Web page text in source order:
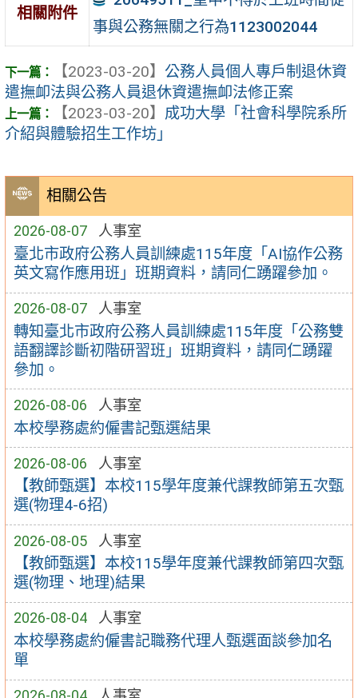
相關公告
2026-08-07 人事室
臺北市政府公務人員訓練處115年度「AI協作公務
英文寫作應用班」班期資料，請同仁踴躍參加。
2026-08-07 人事室
轉知臺北市政府公務人員訓練處115年度「公務雙
語翻譯診斷初階研習班」班期資料，請同仁踴躍
參加。
2026-08-06 人事室
本校學務處約僱書記甄選結果
2026-08-06 人事室
【教師甄選】本校115學年度兼代課教師第五次甄
選(物理4-6招)
2026-08-05 人事室
【教師甄選】本校115學年度兼代課教師第四次甄
選(物理、地理)結果
2026-08-04 人事室
本校學務處約僱書記職務代理人甄選面談參加名
單
相關附件
事與公務無關之行為1123002044
【2023-03-20】 公務人員個人專戶制退休資
遣撫卹法與公務人員退休資遣撫卹法修正案
【2023-03-20】 成功大學「社會科學院系所
介紹與體驗招生工作坊」